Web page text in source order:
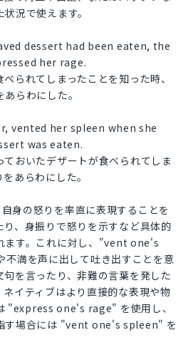
況で使えます。
dessert had been eaten, the
her rage.
られてしまったことを知った時、
らわにした。
vented her spleen when she
was eaten.
おいたデザートが食べられてしま
あらわにした。
身の怒りを率直に表現することを
、身振りで怒りを示すなど具体的
ます。これに対し、"vent one's
満を声に出して吐き出すことを意
を言ったり、非難の言葉を発した
ネイティブはより直接的な表現や物
"express one's rage" を使用し、
す場合には "vent one's spleen" を